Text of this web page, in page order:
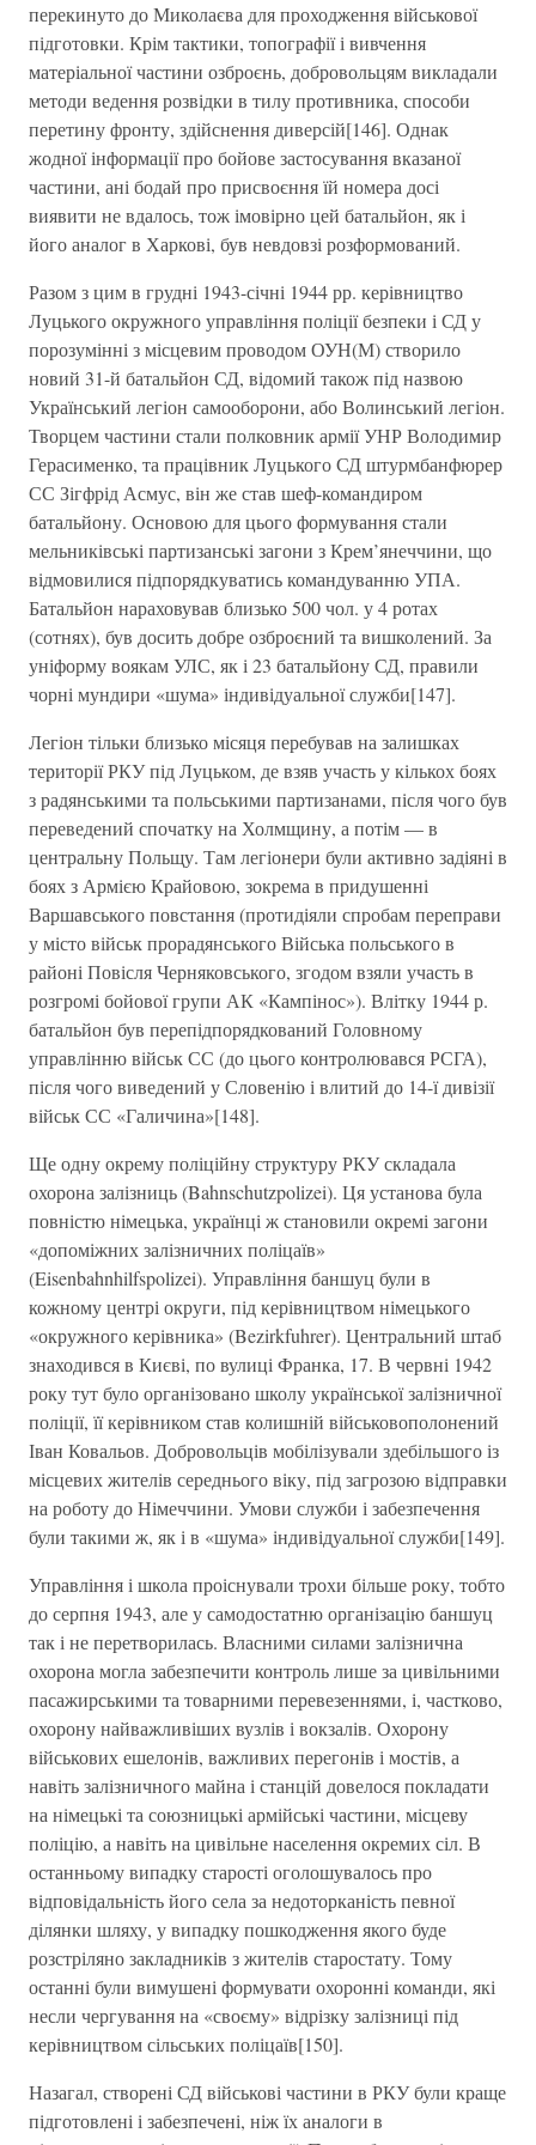
перекинуто до Миколаєва для проходження військової
підготовки. Крім тактики, топографії і вивчення
матеріальної частини озброєнь, добровольцям викладали
методи ведення розвідки в тилу противника, способи
перетину фронту, здійснення диверсій[146]. Однак
жодної інформації про бойове застосування вказаної
частини, ані бодай про присвоєння їй номера досі
виявити не вдалось, тож імовірно цей батальйон, як і
його аналог в Харкові, був невдовзі розформований.
Разом з цим в грудні 1943-січні 1944 рр. керівництво
Луцького окружного управління поліції безпеки і СД у
порозумінні з місцевим проводом ОУН(М) створило
новий 31-й батальйон СД, відомий також під назвою
Український легіон самооборони, або Волинський легіон.
Творцем частини стали полковник армії УНР Володимир
Герасименко, та працівник Луцького СД штурмбанфюрер
СС Зігфрід Асмус, він же став шеф-командиром
батальйону. Основою для цього формування стали
мельниківські партизанські загони з Крем’янеччини, що
відмовилися підпорядкуватись командуванню УПА.
Батальйон нараховував близько 500 чол. у 4 ротах
(сотнях), був досить добре озброєний та вишколений. За
уніформу воякам УЛС, як і 23 батальйону СД, правили
чорні мундири «шума» індивідуальної служби[147].
Легіон тільки близько місяця перебував на залишках
території РКУ під Луцьком, де взяв участь у кількох боях
з радянськими та польськими партизанами, після чого був
переведений спочатку на Холмщину, а потім — в
центральну Польщу. Там легіонери були активно задіяні в
боях з Армією Крайовою, зокрема в придушенні
Варшавського повстання (протидіяли спробам переправи
у місто військ прорадянського Війська польського в
районі Повісля Черняковського, згодом взяли участь в
розгромі бойової групи АК «Кампінос»). Влітку 1944 р.
батальйон був перепідпорядкований Головному
управлінню військ СС (до цього контролювався РСГА),
після чого виведений у Словенію і влитий до 14-ї дивізії
військ СС «Галичина»[148].
Ще одну окрему поліційну структуру РКУ складала
охорона залізниць (Bahnschutzpolizei). Ця установа була
повністю німецька, українці ж становили окремі загони
«допоміжних залізничних поліцаїв»
(Eisenbahnhilfspolizei). Управління баншуц були в
кожному центрі округи, під керівництвом німецького
«окружного керівника» (Bezirkfuhrer). Центральний штаб
знаходився в Києві, по вулиці Франка, 17. В червні 1942
року тут було організовано школу української залізничної
поліції, її керівником став колишній військовополонений
Іван Ковальов. Добровольців мобілізували здебільшого із
місцевих жителів середнього віку, під загрозою відправки
на роботу до Німеччини. Умови служби і забезпечення
були такими ж, як і в «шума» індивідуальної служби[149].
Управління і школа проіснували трохи більше року, тобто
до серпня 1943, але у самодостатню організацію баншуц
так і не перетворилась. Власними силами залізнична
охорона могла забезпечити контроль лише за цивільними
пасажирськими та товарними перевезеннями, і, частково,
охорону найважливіших вузлів і вокзалів. Охорону
військових ешелонів, важливих перегонів і мостів, а
навіть залізничного майна і станцій довелося покладати
на німецькі та союзницькі армійські частини, місцеву
поліцію, а навіть на цивільне населення окремих сіл. В
останньому випадку старості оголошувалось про
відповідальність його села за недоторканість певної
ділянки шляху, у випадку пошкодження якого буде
розстріляно закладників з жителів старостату. Тому
останні були вимушені формувати охоронні команди, які
несли чергування на «своєму» відрізку залізниці під
керівництвом сільських поліцаїв[150].
Назагал, створені СД військові частини в РКУ були краще
підготовлені і забезпечені, ніж їх аналоги в